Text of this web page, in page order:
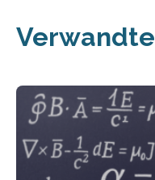
Verwandte